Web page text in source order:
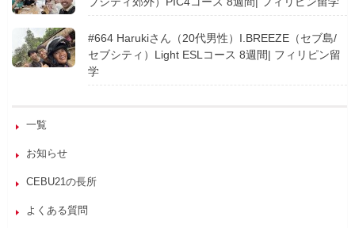
#664 Harukiさん（20代男性）I.BREEZE（セブ島/
セブシティ）Light ESLコース 8週間| フィリピン留
学
一覧
お知らせ
CEBU21の長所
よくある質問